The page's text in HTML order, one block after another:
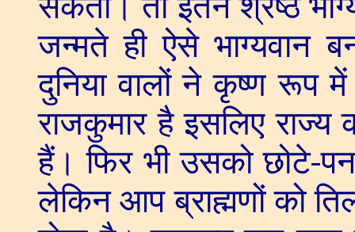
जन्मते ही ऐसे भाग्यवान
दुनिया वालों ने कृष्ण रूप
राजकुमार है इसलिए राज्य
हैं। फिर भी उसको छोटे-
लेकिन आप ब्राह्मणों को